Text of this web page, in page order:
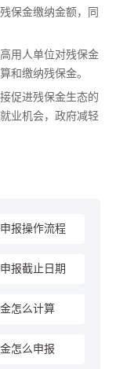
保金缴纳金额，同
用人单位对残保金
和缴纳残保金。
促进残保金生态的
业机会，政府减轻
报操作流程
报截止日期
怎么计算
怎么申报